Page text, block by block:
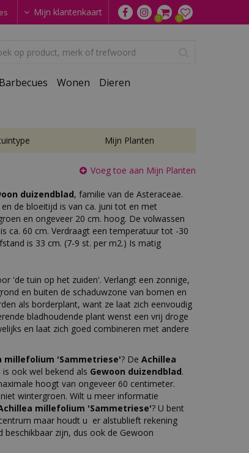
Mijn klantenkaart
Barbecues Wonen Dieren
Mijn Planten
Voeg toe aan Mijn Planten
duizendblad, familie van de Asteraceae.
de bloeitijd is van ca. juni tot en met
en ongeveer 20 cm. hoog. De volwassen
ca. 60 cm. Verdraagt een temperatuur tot -30
is 33 cm. (7-9 st. per m2.) Is matig
'de tuin op het zuiden'. Verlangt een zonnige,
en buiten de schaduwzone van bomen en
als borderplant, want ze laat zich eenvoudig
bladhoudende plant wenst een vrij droge
en laat zich goed combineren met andere
millefolium 'Sammetriese'? De Achillea
is ook wel bekend als Gewoon duizendblad.
hoogt van ongeveer 60 centimeter.
wintergroen. Wilt u meer informatie
millefolium 'Sammetriese'? U bent
maar houdt u er alstublieft rekening
beschikbaar zijn, dus ook de Gewoon